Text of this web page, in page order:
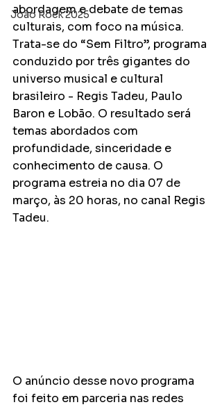
João Rock 2025
abordagem e debate de temas
culturais, com foco na música.
Trata-se do “Sem Filtro”, programa
conduzido por três gigantes do
universo musical e cultural
brasileiro - Regis Tadeu, Paulo
Baron e Lobão. O resultado será
temas abordados com
profundidade, sinceridade e
conhecimento de causa. O
programa estreia no dia 07 de
março, às 20 horas, no canal Regis
Tadeu.
O anúncio desse novo programa
foi feito em parceria nas redes